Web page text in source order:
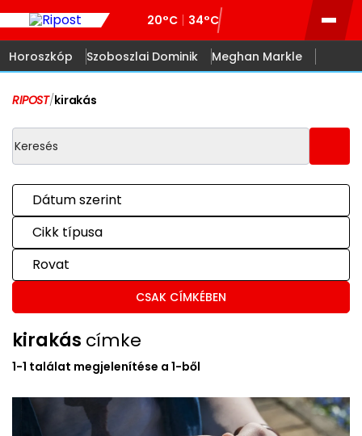
20°C 34°C
Horoszkóp Szoboszlai Dominik Meghan Markle
RIPOST/kirakás
Dátum szerint
Cikk típusa
Rovat
CSAK CÍMKÉBEN
kirakás címke
1-1 találat megjelenítése a 1-ből